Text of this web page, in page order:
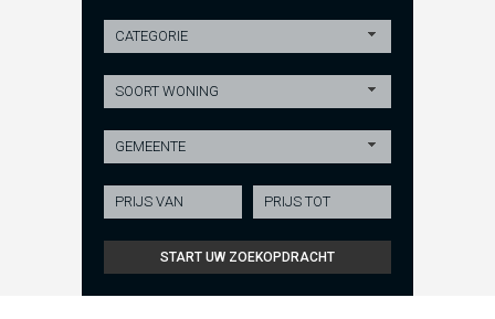
CATEGORIE
SOORT WONING
GEMEENTE